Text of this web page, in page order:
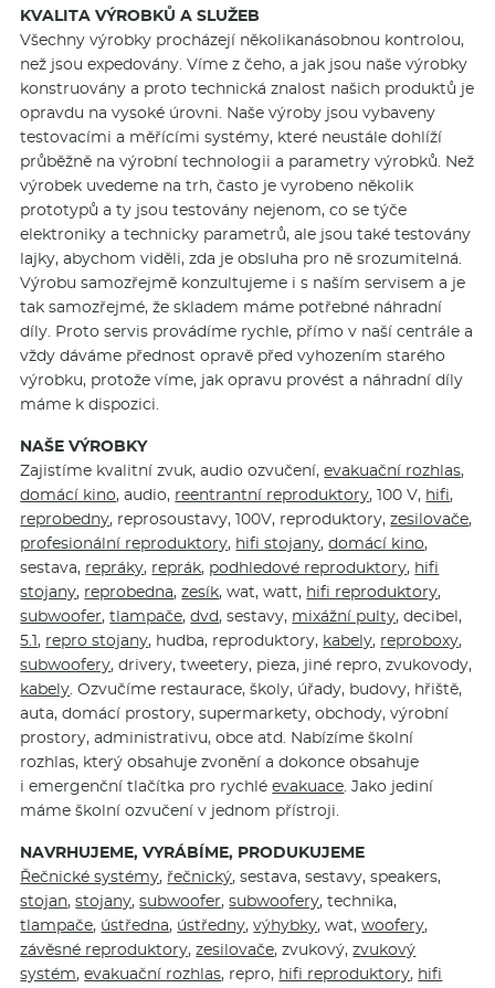
KVALITA VÝROBKŮ A SLUŽEB
Všechny výrobky procházejí několikanásobnou kontrolou,
než jsou expedovány. Víme z čeho, a jak jsou naše výrobky
konstruovány a proto technická znalost našich produktů je
opravdu na vysoké úrovni. Naše výroby jsou vybaveny
testovacími a měřícími systémy, které neustále dohlíží
průběžně na výrobní technologii a parametry výrobků. Než
výrobek uvedeme na trh, často je vyrobeno několik
prototypů a ty jsou testovány nejenom, co se týče
elektroniky a technicky parametrů, ale jsou také testovány
lajky, abychom viděli, zda je obsluha pro ně srozumitelná.
Výrobu samozřejmě konzultujeme i s naším servisem a je
tak samozřejmé, že skladem máme potřebné náhradní
díly. Proto servis provádíme rychle, přímo v naší centrále a
vždy dáváme přednost opravě před vyhozením starého
výrobku, protože víme, jak opravu provést a náhradní díly
máme k dispozici.
NAŠE VÝROBKY
Zajistíme kvalitní zvuk, audio ozvučení,evakuační rozhlas,
domácí kino, audio, reentrantní reproduktory, 100 V, hifi,
reprobedny, reprosoustavy, 100V, reproduktory,zesilovače,
profesionální reproduktory, hifi stojany,domácí kino,
sestava, repráky, reprák, podhledové reproduktory, hifi
stojany, reprobedna,zesík, wat, watt, hifi reproduktory,
subwoofer,tlampače,dvd, sestavy, mixážní pulty, decibel,
5.1, repro stojany, hudba, reproduktory, kabely, reproboxy,
subwoofery, drivery, tweetery, pieza, jiné repro, zvukovody,
kabely. Ozvučíme restaurace, školy, úřady, budovy, hřiště,
auta, domácí prostory, supermarkety, obchody, výrobní
prostory, administrativu, obce atd. Nabízíme školní
rozhlas, který obsahuje zvonění a dokonce obsahuje
i emergenční tlačítka pro rychléevakuace. Jako jediní
máme školní ozvučení v jednom přístroji.
NAVRHUJEME, VYRÁBÍME, PRODUKUJEME
Řečnické systémy, řečnický, sestava, sestavy, speakers,
stojan,stojany,subwoofer,subwoofery, technika,
tlampače, ústředna, ústředny,výhybky, wat,woofery,
závěsné reproduktory,zesilovače, zvukový,zvukový
systém,evakuační rozhlas, repro, hifi reproduktory, hifi